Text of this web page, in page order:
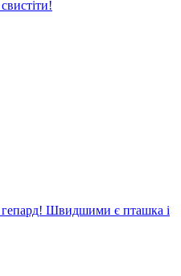
Швидшими є пташка і